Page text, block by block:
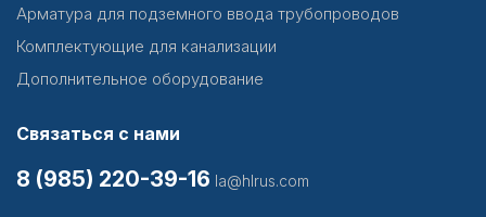
Арматура для подземного ввода трубопроводов
Комплектующие для канализации
Дополнительное оборудование
Связаться с нами
8 (985) 220-39-16 la@hlrus.com